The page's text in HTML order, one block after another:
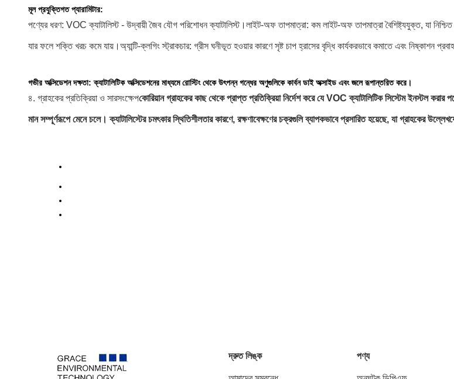
মূল প্রযুক্তিগত প্যারামিটার:
পণ্যের ধরণ: VOC ক্যাটালিস্ট - উদ্বায়ী জৈব যৌগ পরিশোধন ক্যাটালিস্ট। লাইট-অফ তাপমাত্রা: কম লাইট-অফ তাপমাত্রা বৈশিষ্ট্যযুক্ত, যা
যার ফলে শক্তি খরচ কমে যায়। অ্যান্টি-ক্লগিং স্ট্রাকচার: গ্রীস ঘনীভূত হওয়ার কারণে সৃষ্ট চাপ হ্রাসের বৃদ্ধি কার্যকরভাবে কমাতে এবং নিষ্কাশন
গভীর অক্সিডেশন দক্ষতা: ক্যাটালিটিক অক্সিডেশনের মাধ্যমে রোস্টিং থেকে উৎপন্ন গন্ধের অণুগুলিকে কার্বন ডাই অক্সাইড এবং জলে রূপান্তরিত করে।
৪. গ্রাহকের প্রতিক্রিয়া ও সারসংক্ষেপকোরিয়ান গ্রাহকের কাছ থেকে প্রাপ্ত প্রতিক্রিয়া নির্দেশ করে যে VOC ক্যাটালিটিক সিস্টেম ইনস্টল করার
মান সম্পূর্ণরূপে মেনে চলে। ক্যাটালিস্টের চমৎকার স্থিতিশীলতার কারণে, রক্ষণাবেক্ষণের চক্রগুলি ব্যাপকভাবে প্রসারিত হয়েছে, যা গ্রাহকের
দ্রুত লিঙ্ক পণ্য